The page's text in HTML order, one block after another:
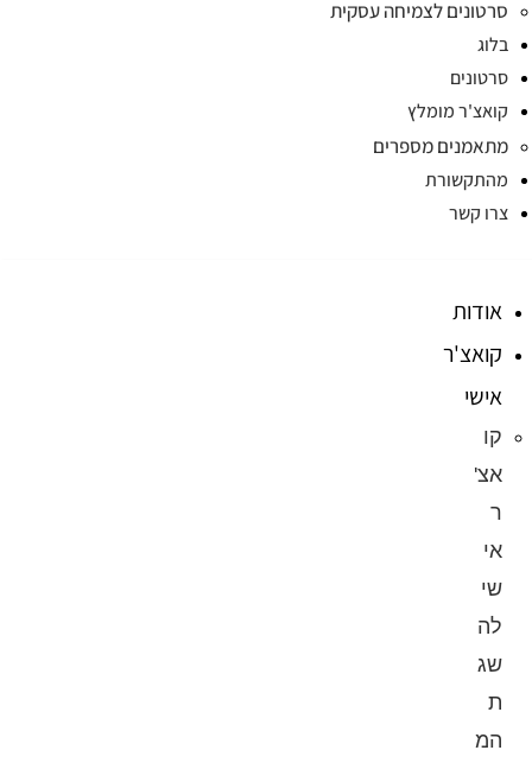
סרטונים לצמיחה עסקית
בלוג
סרטונים
קואצ'ר מומלץ
מתאמנים מספרים
מהתקשורת
צרו קשר
אודות
קואצ'ר
אישי
קו
אצ'
ר
אי
שי
לה
שג
ת
המ